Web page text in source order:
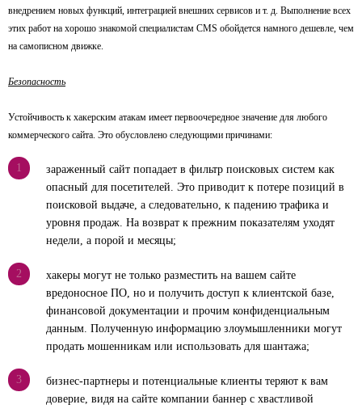
внедрением новых функций, интеграцией внешних сервисов и т. д. Выполнение всех
этих работ на хорошо знакомой специалистам CMS обойдется намного дешевле, чем
на самописном движке.
Безопасность
Устойчивость к хакерским атакам имеет первоочередное значение для любого
коммерческого сайта. Это обусловлено следующими причинами:
1
зараженный сайт попадает в фильтр поисковых систем как
опасный для посетителей. Это приводит к потере позиций в
поисковой выдаче, а следовательно, к падению трафика и
уровня продаж. На возврат к прежним показателям уходят
недели, а порой и месяцы;
2
хакеры могут не только разместить на вашем сайте
вредоносное ПО, но и получить доступ к клиентской базе,
финансовой документации и прочим конфиденциальным
данным. Полученную информацию злоумышленники могут
продать мошенникам или использовать для шантажа;
3
бизнес-партнеры и потенциальные клиенты теряют к вам
доверие, видя на сайте компании баннер с хвастливой